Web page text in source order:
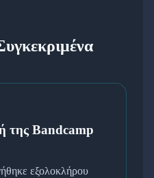
της Bandcamp
εξολοκλήρου